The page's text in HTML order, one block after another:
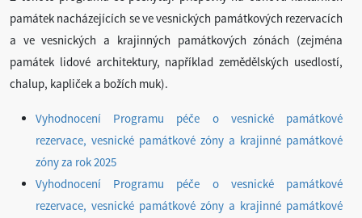
památek nacházejících se ve vesnických památkových rezervacích
a ve vesnických a krajinných památkových zónách (zejména
památek lidové architektury, například zemědělských usedlostí,
chalup, kapliček a božích muk).
Vyhodnocení Programu péče o vesnické památkové
rezervace, vesnické památkové zóny a krajinné památkové
zóny za rok 2025
Vyhodnocení Programu péče o vesnické památkové
rezervace, vesnické památkové zóny a krajinné památkové